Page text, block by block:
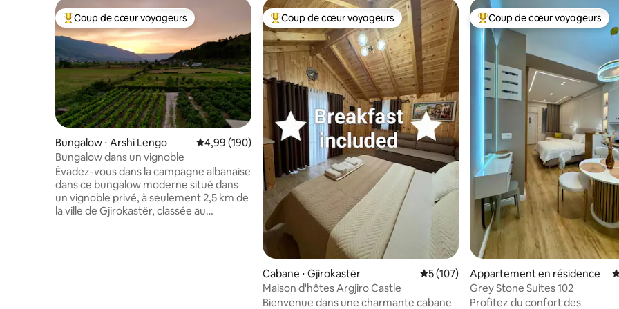
Coups de cœur voyageurs les plus appréciés
Coup de cœur voyageurs
Bungalow ⋅ Arshi Lengo Évaluation moyenne sur la base de 190 commentaires : 4,99 sur 5
4,99 (190)
Bungalow dans un vignoble
Évadez-vous dans la campagne albanaise
dans ce bungalow moderne situé dans
un vignoble privé, à seulement 2,5 km de
la ville de Gjirokastër, classée au
Coups de cœur voyageurs les plus appréciés
Coup de cœur voyageurs
Cabane ⋅ Gjirokastër Évaluation moyenne sur la base de 107
5 (107)
Maison d'hôtes Argjiro Castle
Bienvenue dans une charmante cabane
Coups de cœur voyageurs les
Coup de cœur voyageurs
Appartement en résidence
Grey Stone Suites 102
Profitez du confort des